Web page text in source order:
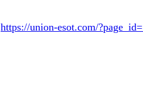
https://union-esot.com/